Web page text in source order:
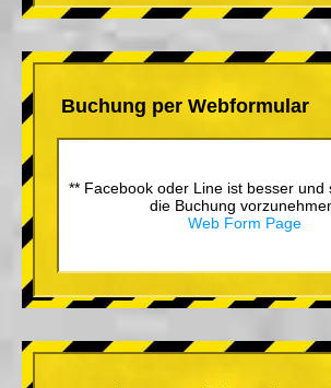
Buchung per Webformular
** Facebook oder Line ist besser und
die Buchung
Web Form Page